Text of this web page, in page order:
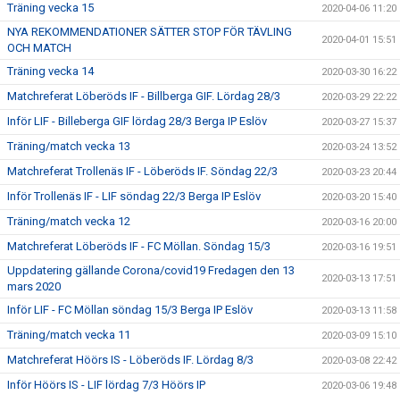
Träning vecka 15 2020-04-06 11:20
NYA REKOMMENDATIONER SÄTTER STOP FÖR TÄVLING
OCH MATCH
2020-04-01 15:51
Träning vecka 14 2020-03-30 16:22
Matchreferat Löberöds IF - Billberga GIF. Lördag 28/3 2020-03-29 22:22
Inför LIF - Billeberga GIF lördag 28/3 Berga IP Eslöv 2020-03-27 15:37
Träning/match vecka 13 2020-03-24 13:52
Matchreferat Trollenäs IF - Löberöds IF. Söndag 22/3 2020-03-23 20:44
Inför Trollenäs IF - LIF söndag 22/3 Berga IP Eslöv 2020-03-20 15:40
Träning/match vecka 12 2020-03-16 20:00
Matchreferat Löberöds IF - FC Möllan. Söndag 15/3 2020-03-16 19:51
Uppdatering gällande Corona/covid19 Fredagen den 13
mars 2020
2020-03-13 17:51
Inför LIF - FC Möllan söndag 15/3 Berga IP Eslöv 2020-03-13 11:58
Träning/match vecka 11 2020-03-09 15:10
Matchreferat Höörs IS - Löberöds IF. Lördag 8/3 2020-03-08 22:42
Inför Höörs IS - LIF lördag 7/3 Höörs IP 2020-03-06 19:48